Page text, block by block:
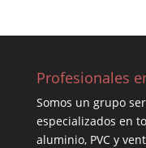
Profesionales
Somos un grupo
especializados en
aluminio, PVC y